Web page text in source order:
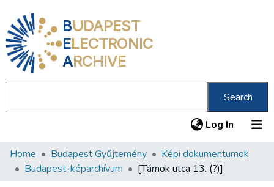
BUDAPEST
ELECTRONIC
ARCHIVE
Search
Log In (current)
Communities & Collections
Home Budapest Gyűjtemény
Képi dokumentumok
Budapest-képarchívum
[Tárnok utca 13. (?)]